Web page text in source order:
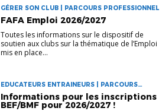
GÉRER SON CLUB | PARCOURS PROFESSIONNEL
FAFA Emploi 2026/2027
Toutes les informations sur le dispositif de
soutien aux clubs sur la thématique de l’Emploi
mis en place...
EDUCATEURS ENTRAINEURS | PARCOURS
PROFESSIONNEL
Informations pour les inscriptions
BEF/BMF pour 2026/2027 !